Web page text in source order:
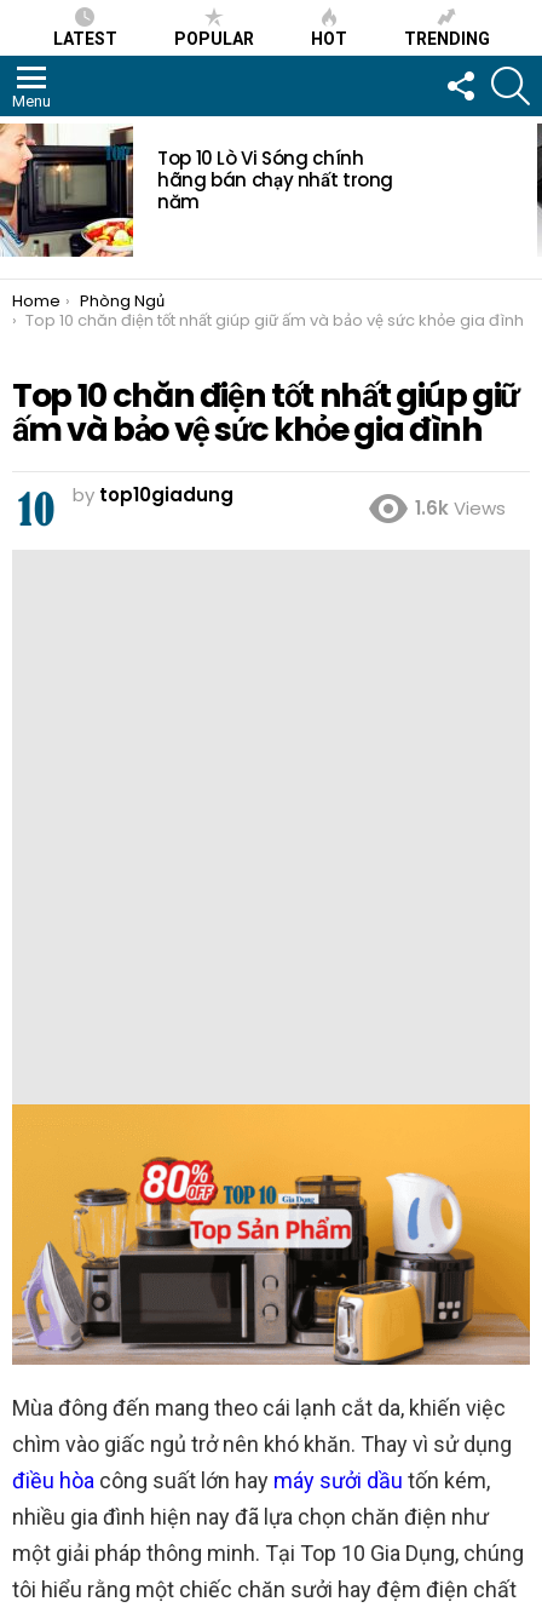
LATEST POPULAR HOT TRENDING
Menu
FOLLOW
US
MOST
VIEWED
STORIES
Top 10 Lò Vi Sóng chính
hãng bán chạy nhất trong
năm
You are here:
Home
Phòng Ngủ
Top 10 chăn điện tốt nhất giúp giữ ấm và bảo vệ sức khỏe gia đình
Top 10 chăn điện tốt nhất giúp giữ
ấm và bảo vệ sức khỏe gia đình
by top10giadung
1.6kViews
Mùa đông đến mang theo cái lạnh cắt da, khiến việc
chìm vào giấc ngủ trở nên khó khăn. Thay vì sử dụng
điều hòa công suất lớn hay máy sưởi dầu tốn kém,
nhiều gia đình hiện nay đã lựa chọn chăn điện như
một giải pháp thông minh. Tại Top 10 Gia Dụng, chúng
tôi hiểu rằng một chiếc chăn sưởi hay đệm điện chất